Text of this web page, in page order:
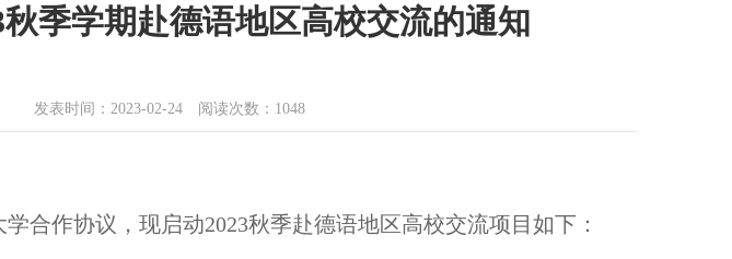
季学期赴德语地区高校交流的通知
发表时间：2023-02-24 阅读次数： 1048
合作协议，现启动2023秋季赴德语地区高校交流项目如下：